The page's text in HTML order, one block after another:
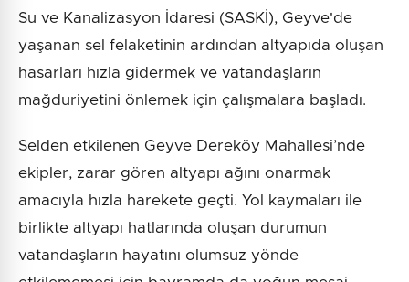
Su ve Kanalizasyon İdaresi (SASKİ), Geyve'de
yaşanan sel felaketinin ardından altyapıda oluşan
hasarları hızla gidermek ve vatandaşların
mağduriyetini önlemek için çalışmalara başladı.
Selden etkilenen Geyve Dereköy Mahallesi’nde
ekipler, zarar gören altyapı ağını onarmak
amacıyla hızla harekete geçti. Yol kaymaları ile
birlikte altyapı hatlarında oluşan durumun
vatandaşların hayatını olumsuz yönde